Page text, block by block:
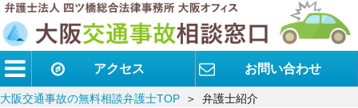
アクセス お問い合わせ
大阪交通事故の無料相談弁護士TOP 弁護士紹介